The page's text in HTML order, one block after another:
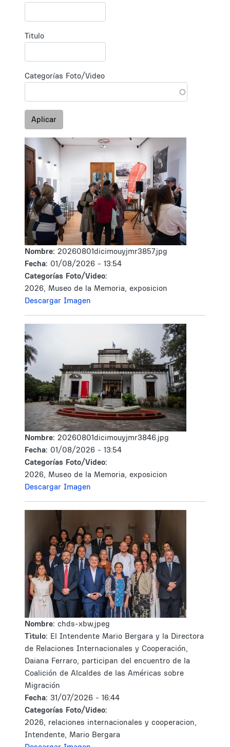
Titulo
Categorías Foto/Video
Aplicar
Nombre: 20260801dicimouyjmr3857.jpg
Fecha: 01/08/2026 - 13:54
Categorías Foto/Video:
2026, Museo de la Memoria, exposicion
Descargar Imagen
Nombre: 20260801dicimouyjmr3846.jpg
Fecha: 01/08/2026 - 13:54
Categorías Foto/Video:
2026, Museo de la Memoria, exposicion
Descargar Imagen
Nombre: chds-xbw.jpeg
Tìtulo: El Intendente Mario Bergara y la Directora
de Relaciones Internacionales y Cooperación,
Daiana Ferraro, participan del encuentro de la
Coalición de Alcaldes de las Américas sobre
Migración
Fecha: 31/07/2026 - 16:44
Categorías Foto/Video:
2026, relaciones internacionales y cooperacion,
Intendente, Mario Bergara